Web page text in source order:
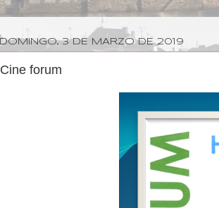
DOMINGO, 3 DE MARZO DE 2019
Cine forum